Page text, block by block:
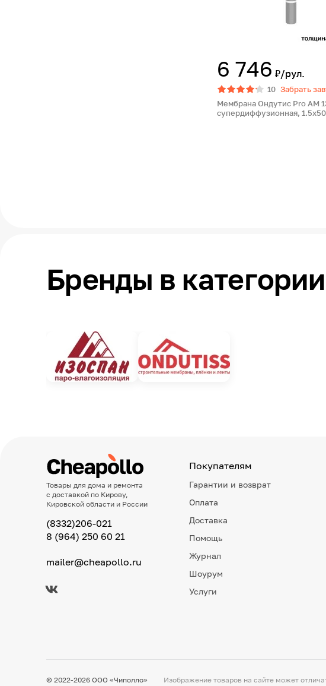
6 746 ₽/рул.
10 Забрать
Мембрана Ондутис Pro AM
супердиффузионная,
Бренды в
Товары для дома и ремонта
с доставкой по Кирову,
Кировской области и России
(8332)206-021
8 (964) 250 60 21
mailer@cheapollo.ru
Покупателям
Гарантии и возврат
Оплата
Доставка
Помощь
Журнал
Шоурум
Услуги
© 2022-2026 ООО «Чиполло» Изображение товаров на сайте может